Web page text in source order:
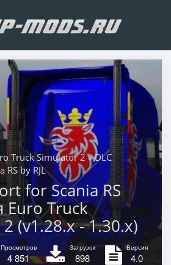
Truck Simulator 2» DLC
RS by RJL
for Scania RS
Euro Truck
(v1.28.x - 1.30.x)
Просмотров
4 851
Загрузок
898
Версия
4.0